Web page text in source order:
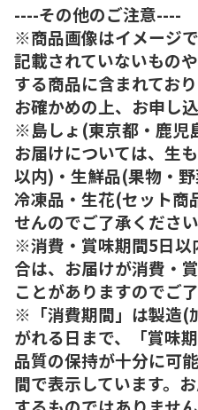
----その他のご注意----
※商品画像はイメージ
記載されていないもの
する商品に含まれてお
お確かめの上、お申し
※島しょ(東京都・鹿児
お届けについては、生
以内)・生鮮品(果物・
冷凍品・生花(セット商
せんのでご了承ください
※消費・賞味期間5日以
合は、お届けが消費・
ことがありますのでご
※「消費期間」は製造(
がれる日まで、「賞味
品質の保持が十分に可
間で表示しています。